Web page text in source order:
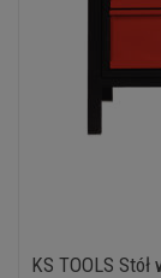
KS TOOLS